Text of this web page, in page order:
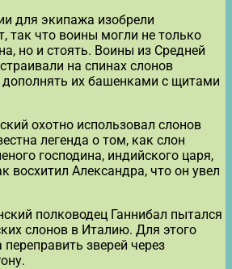
для экипажа изобрели
так что воины могли не только
но и стоять. Воины из Средней
на спинах слонов
дополнять их башенками с щитами
охотно использовал слонов
легенда о том, как слон
господина, индийского царя,
восхитил Александра, что он увел
полководец Ганнибал пытался
слонов в Италию. Для этого
зверей через